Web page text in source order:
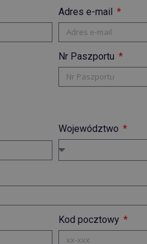
Adres e-mail
Nr Paszportu
Województwo
Kod pocztowy